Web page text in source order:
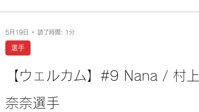
【ウェルカム】#9 Nana / 村上
奈奈選手
選手
5月19日 読了時間: 1分